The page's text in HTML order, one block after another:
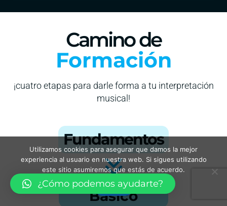
Camino de
Formación
¡cuatro etapas para darle forma a tu interpretación
musical!
Fundamentos
Básico
¿Cómo podemos ayudarte?
Utilizamos cookies para asegurar que damos la mejor
experiencia al usuario en nuestra web. Si sigues utilizando
este sitio asumiremos que estás de acuerdo.
Vale